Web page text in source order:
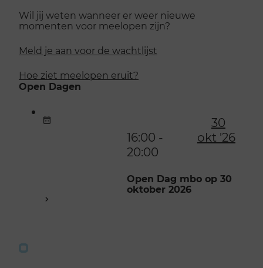
Wil jij weten wanneer er weer nieuwe
momenten voor meelopen zijn?
Meld je aan voor de wachtlijst
Hoe ziet meelopen eruit?
Open Dagen
30
okt '26
16:00 -
20:00
Open Dag mbo op 30
oktober 2026